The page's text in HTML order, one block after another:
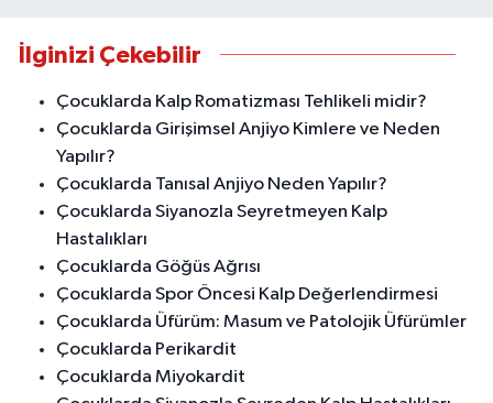
İlginizi Çekebilir
Çocuklarda Kalp Romatizması Tehlikeli midir?
Çocuklarda Girişimsel Anjiyo Kimlere ve Neden
Yapılır?
Çocuklarda Tanısal Anjiyo Neden Yapılır?
Çocuklarda Siyanozla Seyretmeyen Kalp
Hastalıkları
Çocuklarda Göğüs Ağrısı
Çocuklarda Spor Öncesi Kalp Değerlendirmesi
Çocuklarda Üfürüm: Masum ve Patolojik Üfürümler
Çocuklarda Perikardit
Çocuklarda Miyokardit